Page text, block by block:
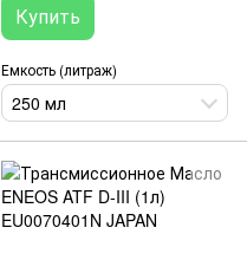
Купить
Емкость (литраж)
250 мл